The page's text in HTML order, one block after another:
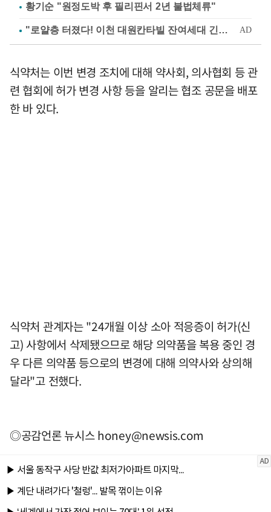
황기순 "원정도박 후 필리핀서 2년 불법체류"
식약처는 이번 변경 조치에 대해 약사회, 의사협회 등 관
련 협회에 허가 변경 사항 등을 알리는 협조 공문을 배포
한 바 있다.
식약처 관계자는 "24개월 이상 소아 적응증이 허가(신
고) 사항에서 삭제됐으므로 해당 의약품을 복용 중인 경
우 다른 의약품 등으로의 변경에 대해 의약사와 상의해
달라"고 전했다.
◎공감언론 뉴시스honey@newsis.com